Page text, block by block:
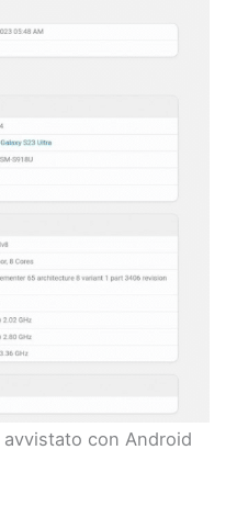
avvistato con Android